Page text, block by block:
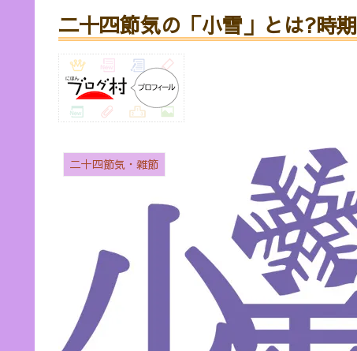
二十四節気の「小雪」とは?時
二十四節気・雑節